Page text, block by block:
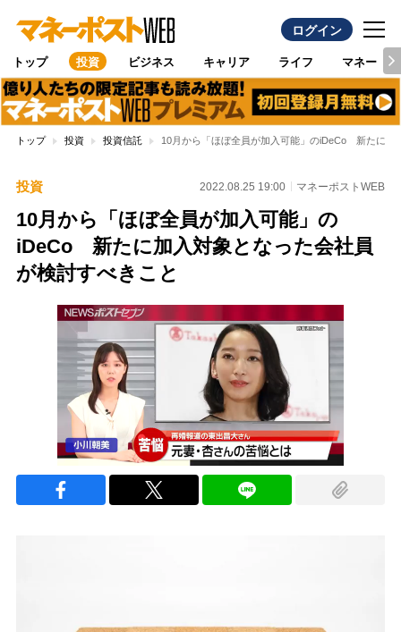
ログイン
トップ 投資 ビジネス キャリア ライフ マネー
トップ 投資 投資信託 10月から「ほぼ全員が加入可能」のiDeCo 新たに加
投資 2022.08.25 19:00 マネーポストWEB
10月から「ほぼ全員が加入可能」の
iDeCo 新たに加入対象となった会社員
が検討すべきこと